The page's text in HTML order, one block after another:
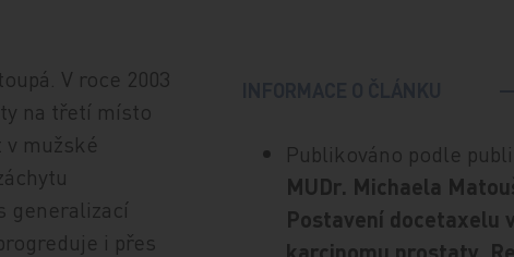
V roce 2003
na třetí místo
mužské
generalizací
i přes
Publikováno podle
MUDr. Michaela
Postavení docetaxelu